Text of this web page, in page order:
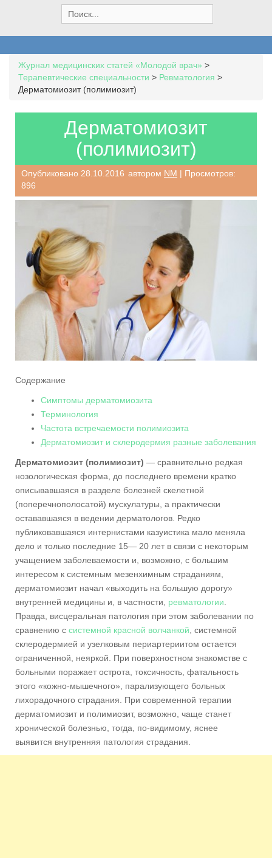
e
a
h
f
o
Журнал медицинских статей «Молодой врач» >
Терапевтические специальности > Ревматология >
Дерматомиозит (полимиозит)
Дерматомиозит
(полимиозит)
Опубликовано 28.10.2016 автором NM | Просмотров:
896
Содержание
Симптомы дерматомиозита
Терминология
Частота встречаемости полимиозита
Дерматомиозит и склеродермия разные заболевания
Дерматомиозит (полимиозит) — сравнительно редкая
нозологическая форма, до последнего времени кратко
описывавшаяся в разделе болезней скелетной
(поперечнополосатой) мускулатуры, а практически
остававшаяся в ведении дерматологов. Редко
публиковавшаяся интернистами казуистика мало меняла
дело и только последние 15— 20 лет в связи с некоторым
учащением заболеваемости и, возможно, с большим
интересом к системным мезенхимным страданиям,
дерматомиозит начал «выходить на большую дорогу»
внутренней медицины и, в частности, ревматологии
Правда, висцеральная патология при этом заболевании по
сравнению с системной красной волчанкой , системной
склеродермией и узелковым периартериитом остается
ограниченной, неяркой. При поверхностном знакомстве с
больными поражает острота, токсичность, фатальность
этого «кожно-мышечного», парализующего больных
лихорадочного страдания. При современной терапии
дерматомиозит и полимиозит, возможно, чаще станет
хронической болезнью, тогда, по-видимому, яснее
выявится внутренняя патология страдания.